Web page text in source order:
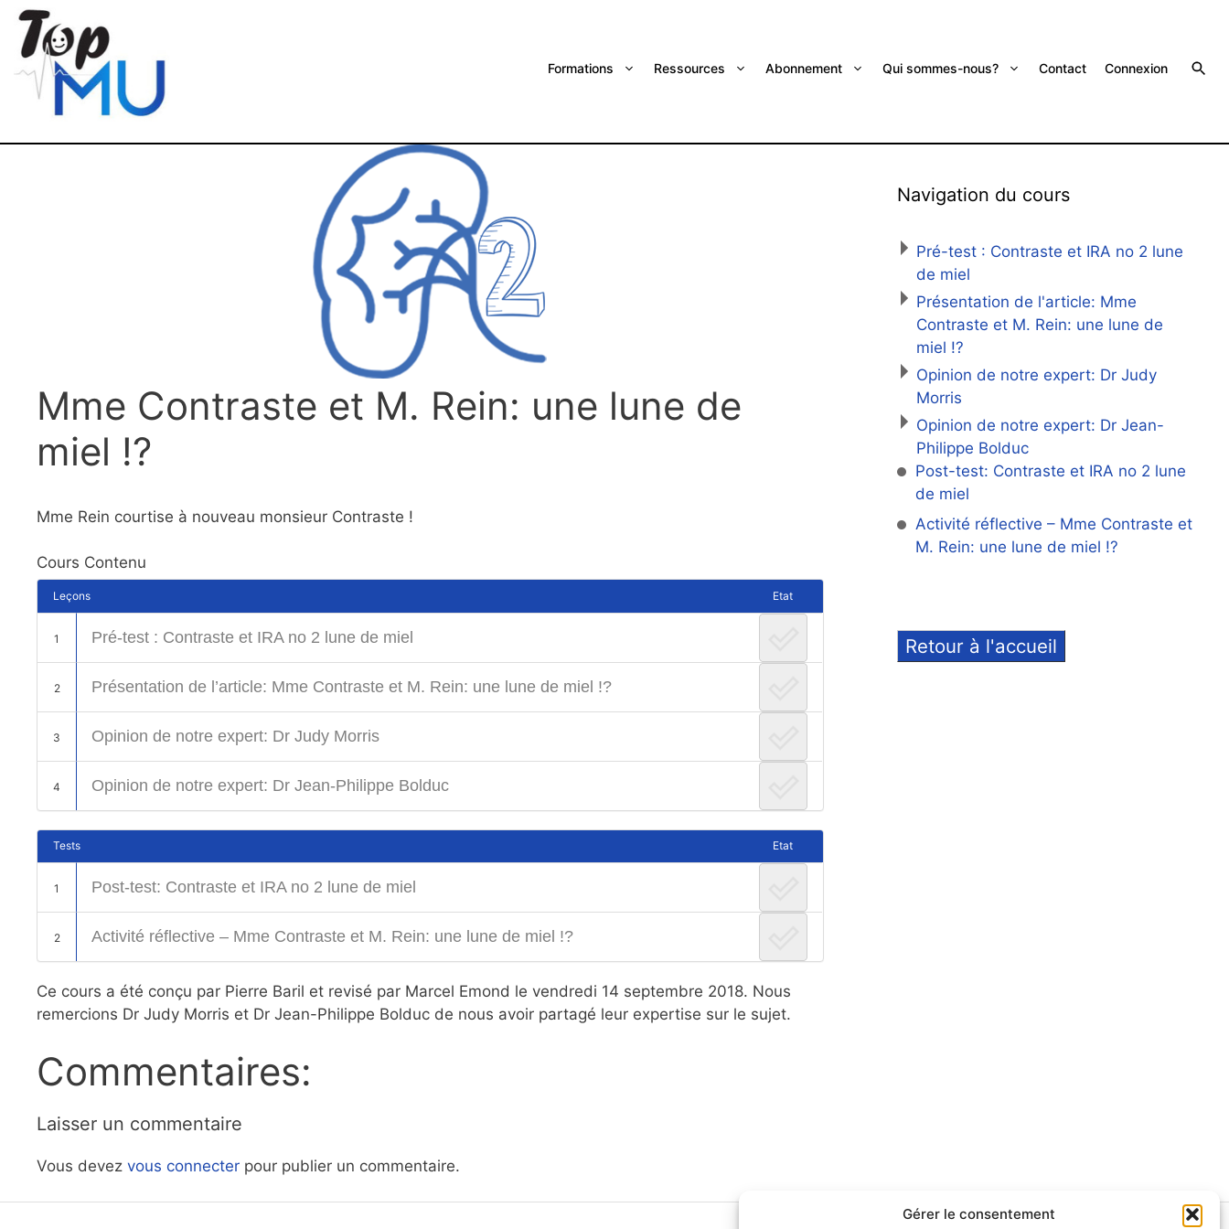
Gérer le consentement
Formations Ressources Abonnement Qui sommes-nous? Contact Connexion
Mme Contraste et M. Rein: une lune de
miel !?
Mme Rein courtise à nouveau monsieur Contraste !
Cours Contenu
Leçons Etat
1 Pré-test : Contraste et IRA no 2 lune de miel
2 Présentation de l’article: Mme Contraste et M. Rein: une lune de miel !?
3 Opinion de notre expert: Dr Judy Morris
4 Opinion de notre expert: Dr Jean-Philippe Bolduc
Tests Etat
1 Post-test: Contraste et IRA no 2 lune de miel
2 Activité réflective – Mme Contraste et M. Rein: une lune de miel !?
Ce cours a été conçu par Pierre Baril et revisé par Marcel Emond le vendredi 14 septembre 2018. Nous
remercions Dr Judy Morris et Dr Jean-Philippe Bolduc de nous avoir partagé leur expertise sur le sujet.
Commentaires:
Laisser un commentaire
Vous devez vous connecter pour publier un commentaire.
Navigation du cours
Pré-test : Contraste et IRA no 2 lune
de miel
Présentation de l'article: Mme
Contraste et M. Rein: une lune de
miel !?
Opinion de notre expert: Dr Judy
Morris
Opinion de notre expert: Dr Jean-
Philippe Bolduc
Post-test: Contraste et IRA no 2 lune
de miel
Activité réflective – Mme Contraste et
M. Rein: une lune de miel !?
Retour à l'accueil